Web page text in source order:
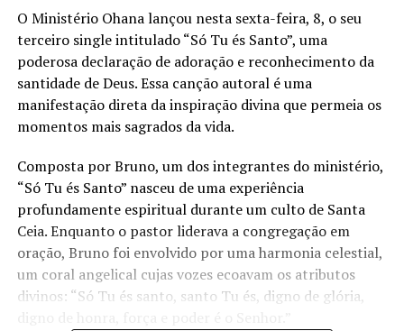
O Ministério Ohana lançou nesta sexta-feira, 8, o seu
terceiro single intitulado “Só Tu és Santo”, uma
poderosa declaração de adoração e reconhecimento da
santidade de Deus. Essa canção autoral é uma
manifestação direta da inspiração divina que permeia os
momentos mais sagrados da vida.
Composta por Bruno, um dos integrantes do ministério,
“Só Tu és Santo” nasceu de uma experiência
profundamente espiritual durante um culto de Santa
Ceia. Enquanto o pastor liderava a congregação em
oração, Bruno foi envolvido por uma harmonia celestial,
um coral angelical cujas vozes ecoavam os atributos
divinos: “Só Tu és santo, santo Tu és, digno de glória,